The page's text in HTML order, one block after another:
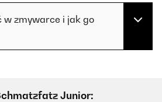
w zmywarce i jak go
Junior: